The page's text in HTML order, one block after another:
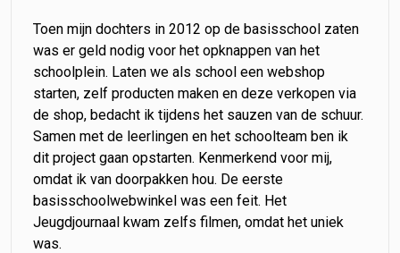
Toen mijn dochters in 2012 op de basisschool zaten
was er geld nodig voor het opknappen van het
schoolplein. Laten we als school een webshop
starten, zelf producten maken en deze verkopen via
de shop, bedacht ik tijdens het sauzen van de schuur.
Samen met de leerlingen en het schoolteam ben ik
dit project gaan opstarten. Kenmerkend voor mij,
omdat ik van doorpakken hou. De eerste
basisschoolwebwinkel was een feit. Het
Jeugdjournaal kwam zelfs filmen, omdat het uniek
was.